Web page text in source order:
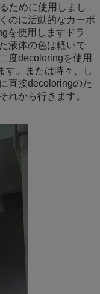
ために使用しまし
のに活動的なカーボ
を使用しますドラ
液体の色は軽いで
度decoloringを使用
す。または時々、し
直接decoloringのた
れから行きます。